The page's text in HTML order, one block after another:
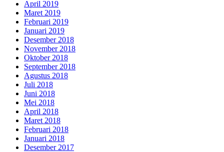
April 2019
Maret 2019
Februari 2019
Januari 2019
Desember 2018
November 2018
Oktober 2018
September 2018
Agustus 2018
Juli 2018
Juni 2018
Mei 2018
April 2018
Maret 2018
Februari 2018
Januari 2018
Desember 2017